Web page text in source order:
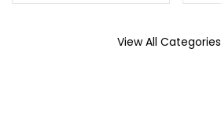
View All Categories